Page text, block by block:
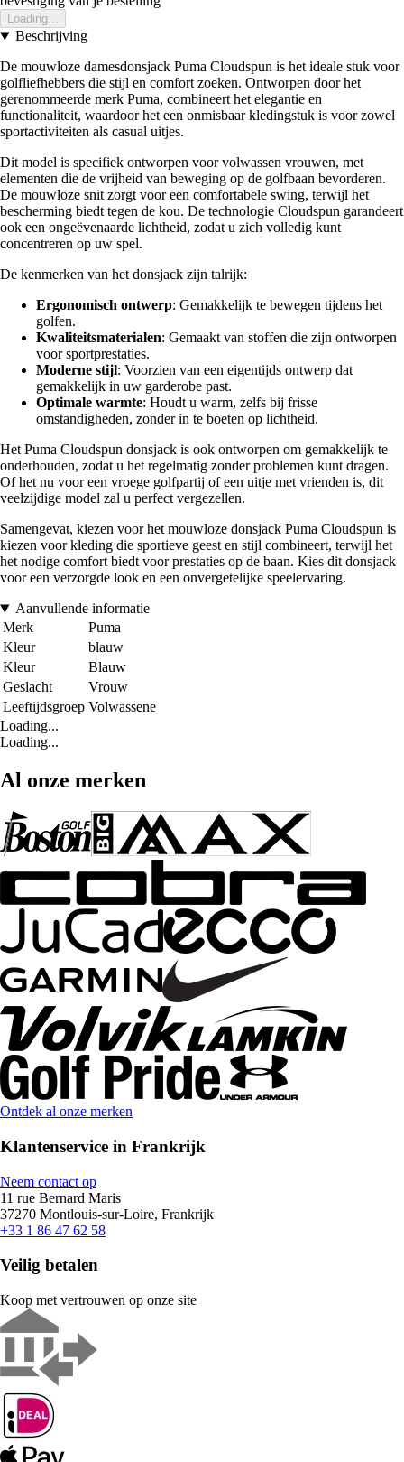
Loading...
Beschrijving
De mouwloze damesdonsjack Puma Cloudspun is het ideale stuk voor
golfliefhebbers die stijl en comfort zoeken. Ontworpen door het
gerenommeerde merk Puma, combineert het elegantie en
functionaliteit, waardoor het een onmisbaar kledingstuk is voor zowel
sportactiviteiten als casual uitjes.
Dit model is specifiek ontworpen voor volwassen vrouwen, met
elementen die de vrijheid van beweging op de golfbaan bevorderen.
De mouwloze snit zorgt voor een comfortabele swing, terwijl het
bescherming biedt tegen de kou. De technologie Cloudspun garandeert
ook een ongeëvenaarde lichtheid, zodat u zich volledig kunt
concentreren op uw spel.
De kenmerken van het donsjack zijn talrijk:
Ergonomisch ontwerp: Gemakkelijk te bewegen tijdens het
golfen.
Kwaliteitsmaterialen: Gemaakt van stoffen die zijn ontworpen
voor sportprestaties.
Moderne stijl: Voorzien van een eigentijds ontwerp dat
gemakkelijk in uw garderobe past.
Optimale warmte: Houdt u warm, zelfs bij frisse
omstandigheden, zonder in te boeten op lichtheid.
Het Puma Cloudspun donsjack is ook ontworpen om gemakkelijk te
onderhouden, zodat u het regelmatig zonder problemen kunt dragen.
Of het nu voor een vroege golfpartij of een uitje met vrienden is, dit
veelzijdige model zal u perfect vergezellen.
Samengevat, kiezen voor het mouwloze donsjack Puma Cloudspun is
kiezen voor kleding die sportieve geest en stijl combineert, terwijl het
het nodige comfort biedt voor prestaties op de baan. Kies dit donsjack
voor een verzorgde look en een onvergetelijke speelervaring.
Aanvullende informatie
Merk
Puma
Kleur
blauw
Kleur
Blauw
Geslacht
Vrouw
Leeftijdsgroep Volwassene
Loading...
Loading...
Al onze merken
Ontdek al onze merken
Klantenservice in Frankrijk
Neem contact op
11 rue Bernard Maris
37270 Montlouis-sur-Loire, Frankrijk
+33 1 86 47 62 58
Veilig betalen
Koop met vertrouwen op onze site